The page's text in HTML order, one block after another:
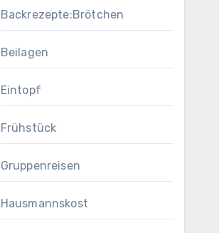
Backrezepte:Brötchen
Beilagen
Eintopf
Frühstück
Gruppenreisen
Hausmannskost